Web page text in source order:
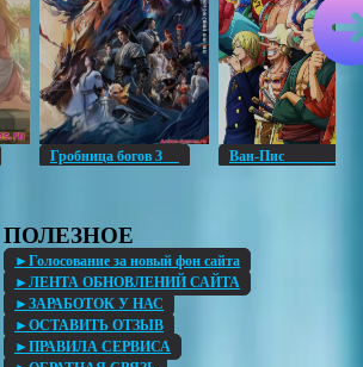
Гробница богов 3 Ван-
ПОЛЕЗНОЕ
►Голосование за новый фон сайта
►ЛЕНТА ОБНОВЛЕНИЙ САЙТА
►ЗАРАБОТОК У НАС
►ОСТАВИТЬ ОТЗЫВ
►ПРАВИЛА СЕРВИСА